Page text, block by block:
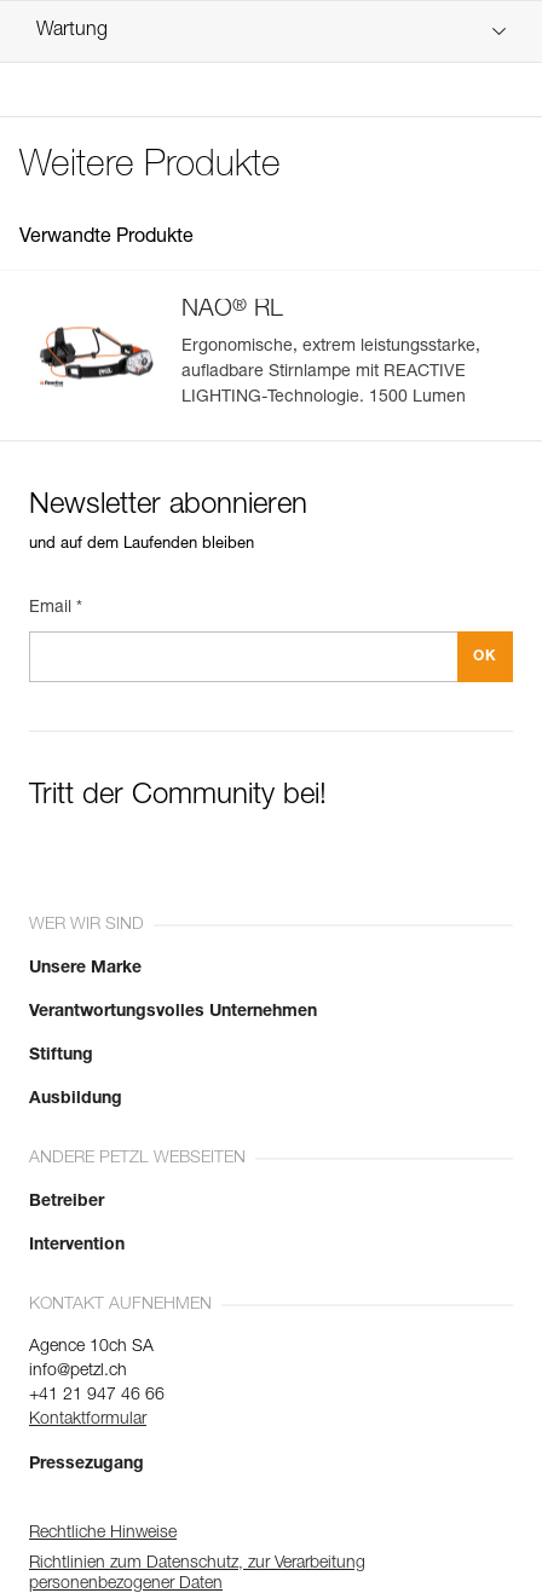
Garantie : 3 Jahre
Häufige Fragen
Wartung
Weitere Produkte
Verwandte Produkte
NAO® RL
Ergonomische, extrem leistungsstarke,
aufladbare Stirnlampe mit REACTIVE
LIGHTING-Technologie. 1500 Lumen
Newsletter abonnieren
und auf dem Laufenden bleiben
Email *
Tritt der Community bei!
WER WIR SIND
Unsere Marke
Verantwortungsvolles Unternehmen
Stiftung
Ausbildung
ANDERE PETZL WEBSEITEN
Betreiber
Intervention
KONTAKT AUFNEHMEN
Agence 10ch SA
info@petzl.ch
+41 21 947 46 66
Kontaktformular
Pressezugang
Rechtliche Hinweise
Richtlinien zum Datenschutz, zur Verarbeitung
personenbezogener Daten